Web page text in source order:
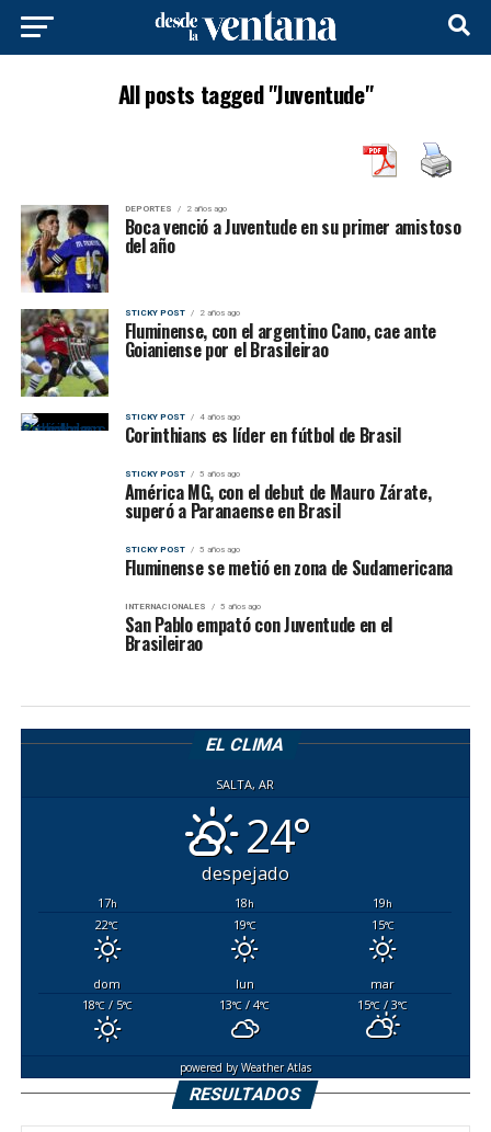
All posts tagged "Juventude"
DEPORTES 2 años ago
Boca venció a Juventude en su primer amistoso
del año
STICKY POST 2 años ago
Fluminense, con el argentino Cano, cae ante
Goianiense por el Brasileirao
STICKY POST 4 años ago
Corinthians es líder en fútbol de Brasil
STICKY POST 5 años ago
América MG, con el debut de Mauro Zárate,
superó a Paranaense en Brasil
STICKY POST 5 años ago
Fluminense se metió en zona de Sudamericana
INTERNACIONALES 5 años ago
San Pablo empató con Juventude en el
Brasileirao
EL CLIMA
SALTA, AR
24°
despejado
17h 18h 19h
22°C 19°C 15°C
dom lun
mar
18°C/ 5°C 13°C / 4°C 15°C / 3°C
powered byWeather Atlas
RESULTADOS